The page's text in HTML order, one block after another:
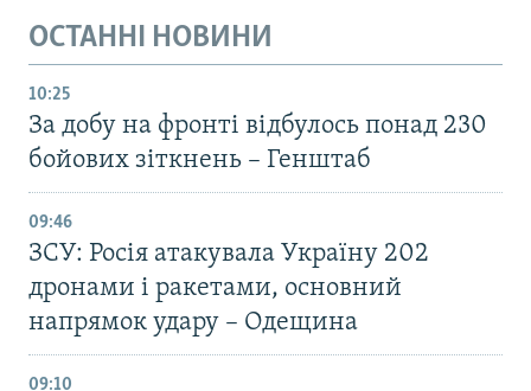
ОСТАННІ НОВИНИ
10:25
За добу на фронті відбулось понад 230
бойових зіткнень – Генштаб
09:46
ЗСУ: Росія атакувала Україну 202
дронами і ракетами, основний
напрямок удару – Одещина
09:10